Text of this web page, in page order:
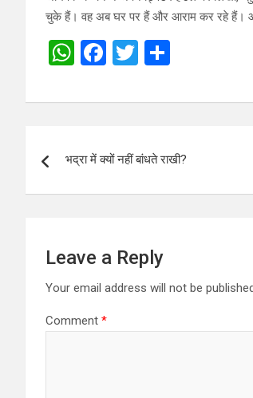
चुके हैं। वह अब घर पर हैं और आराम कर रहे हैं।
W
at
A
F
ce
o
T
tt ar
navigation
भद्रा में क्यों नहीं बांधते राखी?
Leave a Reply
Your email address will not be
Comment *